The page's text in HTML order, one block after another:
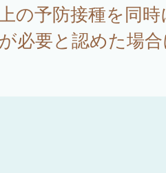
の予防接種を同
必要と認めた場